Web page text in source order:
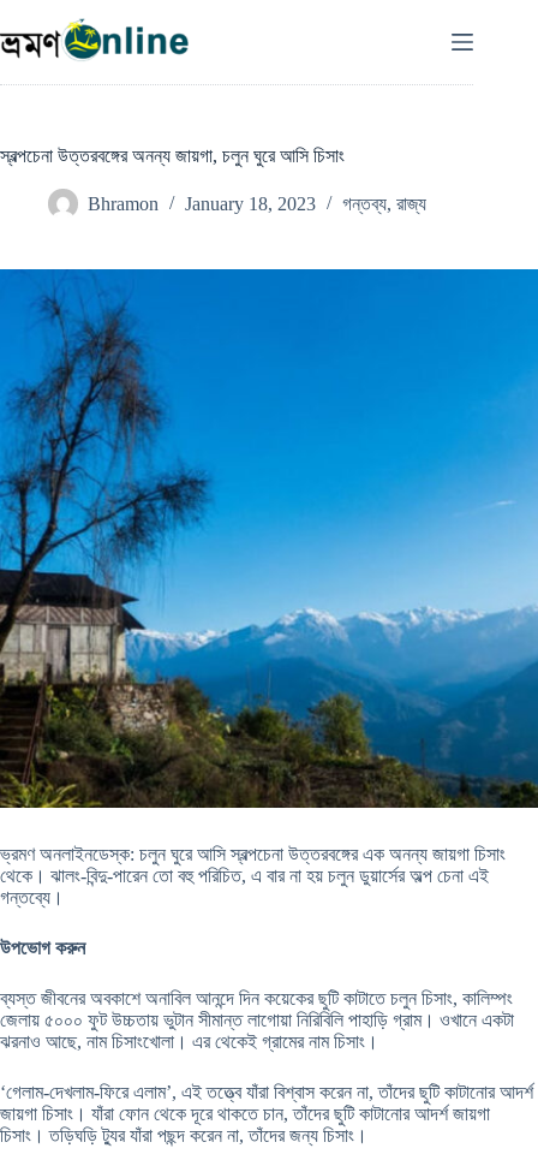
to
content
স্বল্পচেনা উত্তরবঙ্গের অনন্য জায়গা, চলুন ঘুরে আসি চিসাং
Bhramon January 18, 2023 গন্তব্য, রাজ্য
ভ্রমণ অনলাইনডেস্ক: চলুন ঘুরে আসি স্বল্পচেনা উত্তরবঙ্গের এক অনন্য জায়গা চিসাং
থেকে। ঝালং-বিন্দু-পারেন তো বহু পরিচিত, এ বার না হয় চলুন ডুয়ার্সের অল্প চেনা এই
গন্তব্যে।
উপভোগ করুন
ব্যস্ত জীবনের অবকাশে অনাবিল আনন্দে দিন কয়েকের ছুটি কাটাতে চলুন চিসাং, কালিম্পং
জেলায় ৫০০০ ফুট উচ্চতায় ভুটান সীমান্ত লাগোয়া নিরিবিলি পাহাড়ি গ্রাম। ওখানে একটা
ঝরনাও আছে, নাম চিসাংখোলা। এর থেকেই গ্রামের নাম চিসাং।
‘গেলাম-দেখলাম-ফিরে এলাম’, এই তত্ত্বে যাঁরা বিশ্বাস করেন না, তাঁদের ছুটি কাটানোর আদর্শ
জায়গা চিসাং। যাঁরা ফোন থেকে দূরে থাকতে চান, তাঁদের ছুটি কাটানোর আদর্শ জায়গা
চিসাং। তড়িঘড়ি ট্যুর যাঁরা পছন্দ করেন না, তাঁদের জন্য চিসাং।